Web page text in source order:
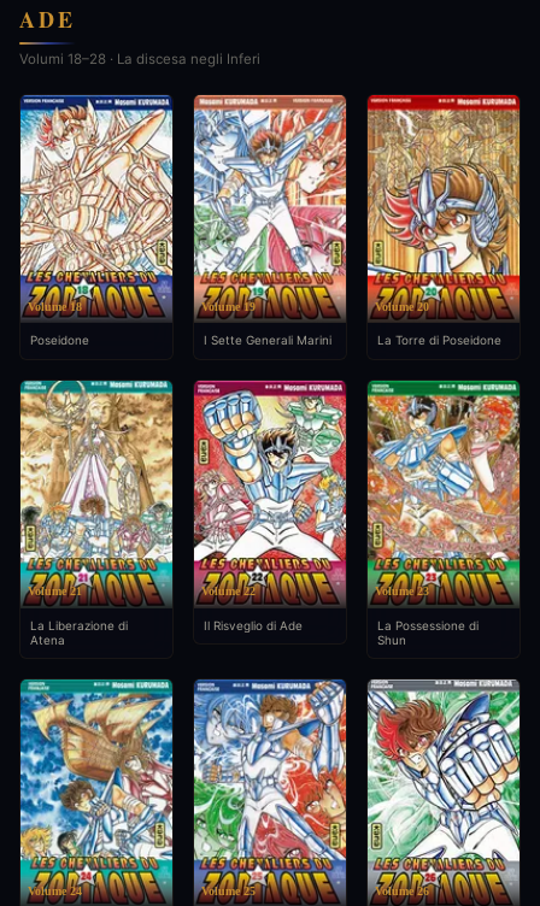
ADE
Volumi 18–28 · La discesa negli Inferi
Volume 18
Poseidone
Volume 19
I Sette Generali Marini
Volume 20
La Torre di Poseidone
Volume 21
La Liberazione di
Atena
Volume 22
Il Risveglio di Ade
Volume 23
La Possessione di
Shun
Volume 24 Volume 25 Volume 26